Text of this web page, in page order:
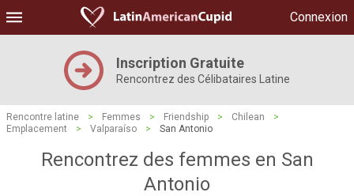
Connexion
Inscription Gratuite
Rencontrez des Célibataires Latine
Rencontre latine > Femmes > Friendship > Chilean
>
Emplacement
> Valparaíso > San Antonio
Rencontrez des femmes en San
Antonio